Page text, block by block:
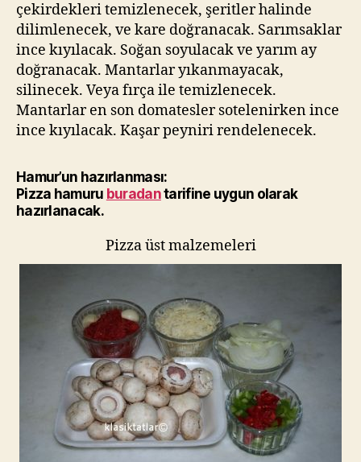
çekirdekleri temizlenecek, şeritler halinde
dilimlenecek, ve kare doğranacak. Sarımsaklar
ince kıyılacak. Soğan soyulacak ve yarım ay
doğranacak. Mantarlar yıkanmayacak,
silinecek. Veya fırça ile temizlenecek.
Mantarlar en son domatesler sotelenirken ince
ince kıyılacak. Kaşar peyniri rendelenecek.
Hamur’un hazırlanması:
Pizza hamuru buradantarifine uygun olarak
hazırlanacak.
Pizza üst malzemeleri